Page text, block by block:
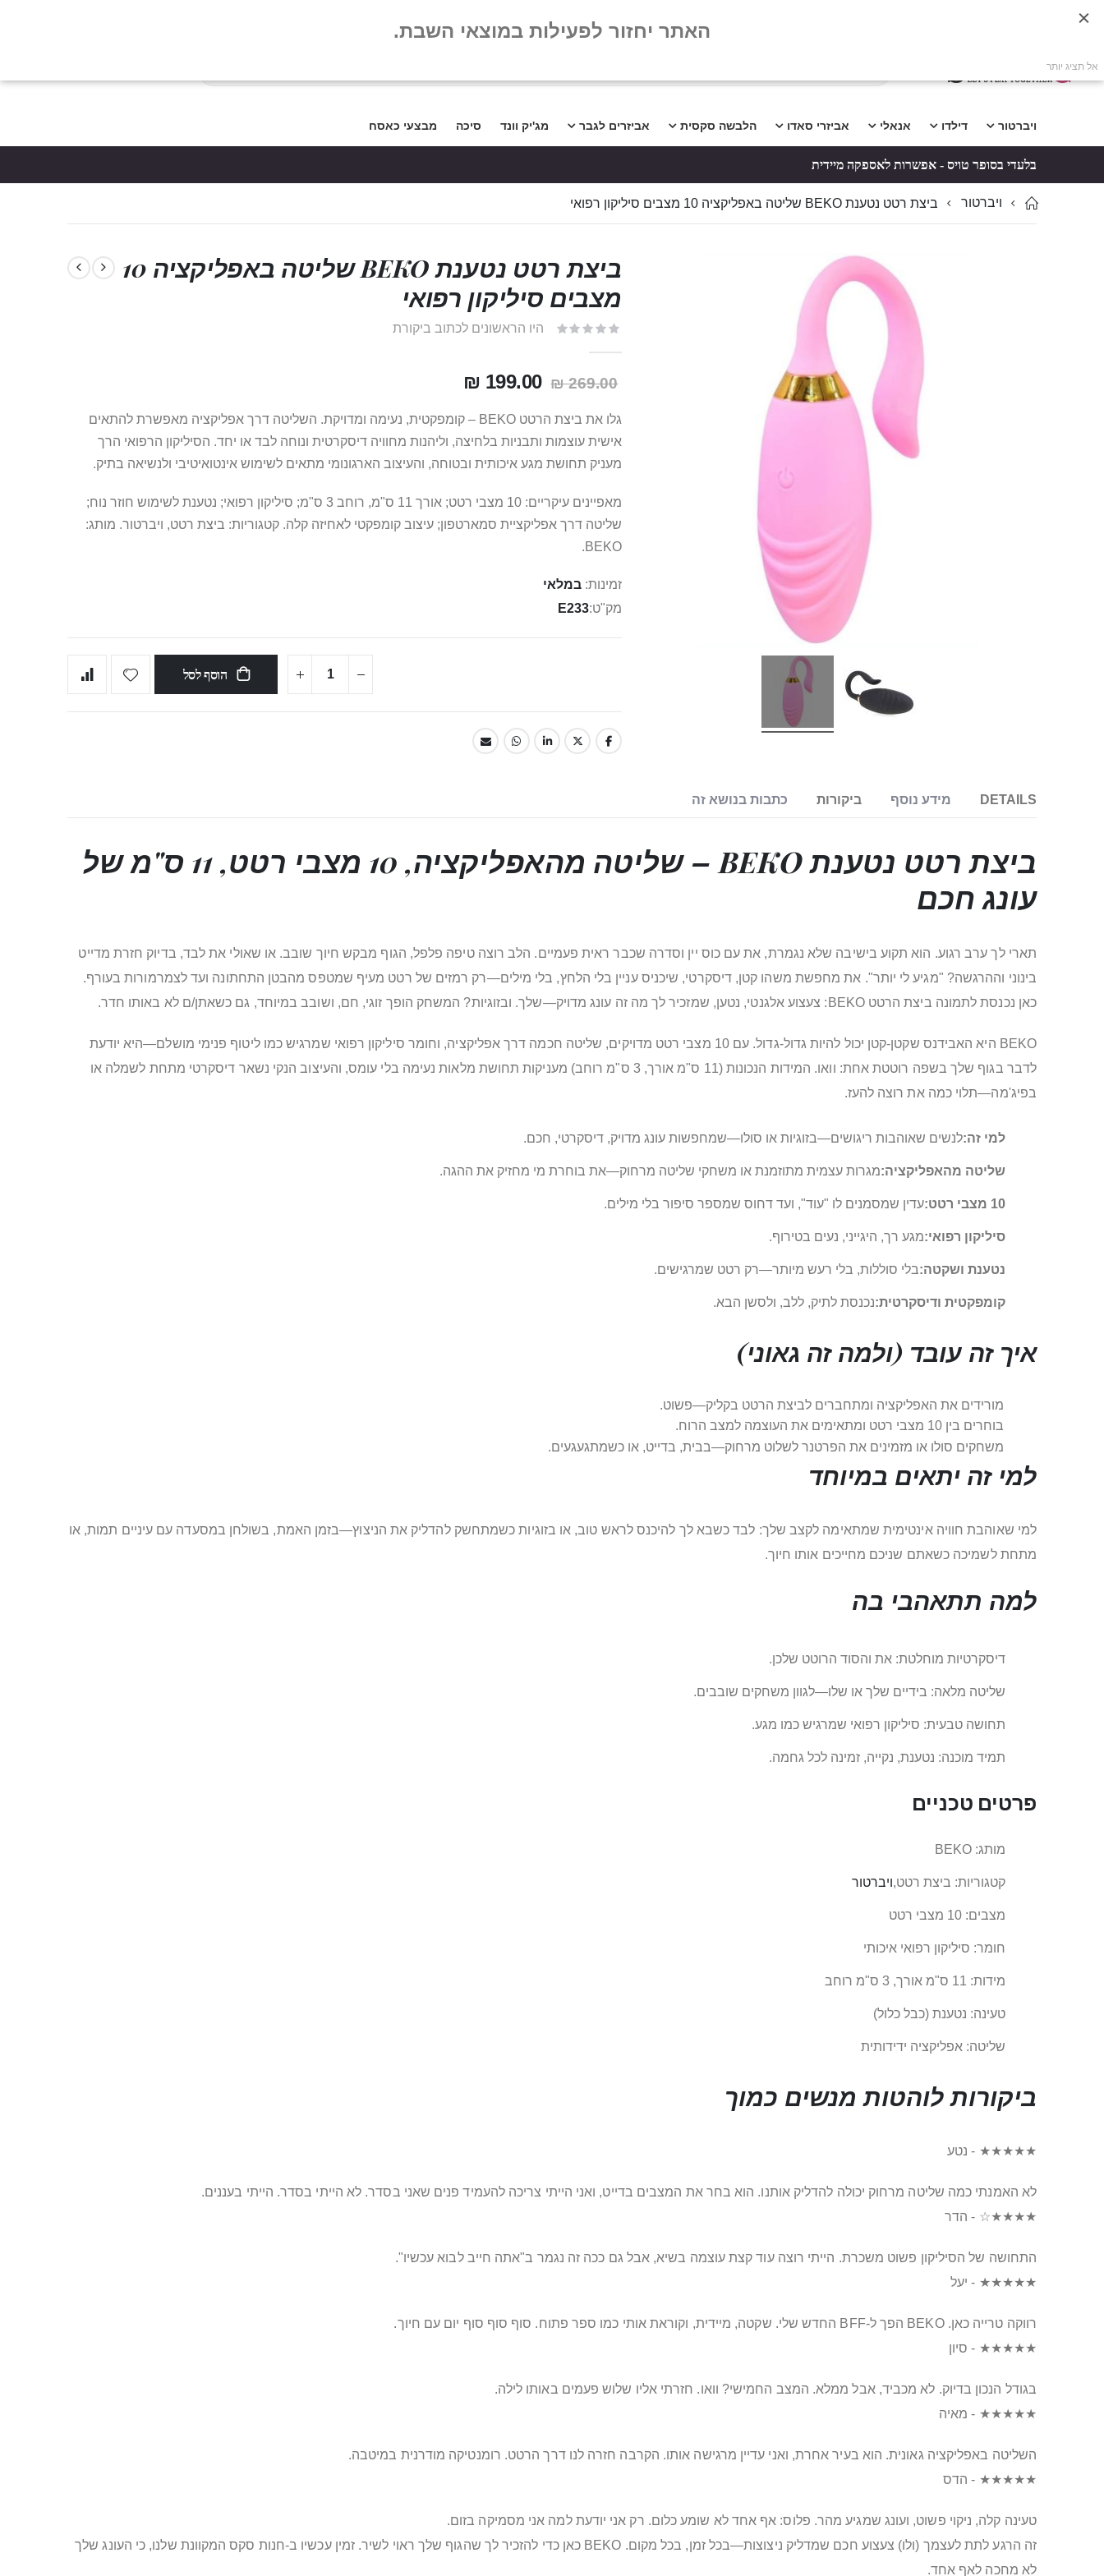
סל קניות
ויברטור דילדו אנאלי אביזרי סאדו הלבשה סקסית אביזרים לגבר מג'יק וונד סיכה מבצעי כאסח
בלעדי בסופר טויס - אפשרות לאספקה מיידית
ויברטור ביצת רטט נטענת BEKO שליטה באפליקציה 10 מצבים סיליקון רפואי
ביצת רטט נטענת BEKO שליטה באפליקציה 10
מצבים סיליקון רפואי
היו הראשונים לכתוב ביקורת
269.00 ₪
199.00 ₪
גלו את ביצת הרטט BEKO – קומפקטית, נעימה ומדויקת. השליטה דרך אפליקציה מאפשרת להתאים
אישית עוצמות ותבניות בלחיצה, וליהנות מחוויה דיסקרטית ונוחה לבד או יחד. הסיליקון הרפואי הרך
מעניק תחושת מגע איכותית ובטוחה, והעיצוב הארגונומי מתאים לשימוש אינטואיטיבי ולנשיאה בתיק.
מאפיינים עיקריים: 10 מצבי רטט; אורך 11 ס"מ, רוחב 3 ס"מ; סיליקון רפואי; נטענת לשימוש חוזר נוח;
שליטה דרך אפליקציית סמארטפון; עיצוב קומפקטי לאחיזה קלה. קטגוריות: ביצת רטט, ויברטור. מותג:
BEKO.
זמינות: במלאי
מק"ט E233
הוסף לסל
DETAILS מידע נוסף ביקורות כתבות בנושא זה
ביצת רטט נטענת BEKO – שליטה מהאפליקציה, 10 מצבי רטט, 11 ס"מ של
עונג חכם
תארי לך ערב רגוע. הוא תקוע בישיבה שלא נגמרת, את עם כוס יין וסדרה שכבר ראית פעמיים. הלב רוצה טיפה פלפל, הגוף מבקש חיוך שובב. או שאולי את לבד, בדיוק חזרת מדייט
בינוני וההרגשה? "מגיע לי יותר". את מחפשת משהו קטן, דיסקרטי, שיכניס עניין בלי הלחץ, בלי מילים—רק רמזים של רטט מעיף שמטפס מהבטן התחתונה ועד לצמרמורות בעורף.
כאן נכנסת לתמונה ביצת הרטט BEKO: צעצוע אלגנטי, נטען, שמזכיר לך מה זה עונג מדויק—שלך. ובזוגיות? המשחק הופך זוגי, חם, ושובב במיוחד, גם כשאתן/ם לא באותו חדר.
BEKO היא האבידנס שקטן-קטן יכול להיות גדול-גדול. עם 10 מצבי רטט מדויקים, שליטה חכמה דרך אפליקציה, וחומר סיליקון רפואי שמרגיש כמו ליטוף פנימי מושלם—היא יודעת
לדבר בגוף שלך בשפה רוטטת אחת: וואו. המידות הנכונות (11 ס"מ אורך, 3 ס"מ רוחב) מעניקות תחושת מלאות נעימה בלי עומס, והעיצוב הנקי נשאר דיסקרטי מתחת לשמלה או
בפיג'מה—תלוי כמה את רוצה להעז.
למי זה:לנשים שאוהבות ריגושים—בזוגיות או סולו—שמחפשות עונג מדויק, דיסקרטי, חכם.
שליטה מהאפליקציה:מגרות עצמית מתוזמנת או משחקי שליטה מרחוק—את בוחרת מי מחזיק את ההגה.
10 מצבי רטט: עדין שמסמנים לו "עוד", ועד דחוס שמספר סיפור בלי מילים.
סיליקון רפואי:מגע רך, היגייני, נעים בטירוף.
נטענת ושקטה:בלי סוללות, בלי רעש מיותר—רק רטט שמרגישים.
קומפקטית ודיסקרטית:נכנסת לתיק, ללב, ולסשן הבא.
איך זה עובד (ולמה זה גאוני)
מורידים את האפליקציה ומתחברים לביצת הרטט בקליק—פשוט.
בוחרים בין 10 מצבי רטט ומתאימים את העוצמה למצב הרוח.
משחקים סולו או מזמינים את הפרטנר לשלוט מרחוק—בבית, בדייט, או כשמתגעגעים.
למי זה יתאים במיוחד
למי שאוהבת חוויה אינטימית שמתאימה לקצב שלך: לבד כשבא לך להיכנס לראש טוב, או בזוגיות כשמתחשק להדליק את הניצוץ—בזמן האמת, בשולחן במסעדה עם עיניים תמות, או
מתחת לשמיכה כשאתם שניכם מחייכים אותו חיוך.
למה תתאהבי בה
דיסקרטיות מוחלטת: את והסוד הרוטט שלכן.
שליטה מלאה: בידיים שלך או שלו—לגוון משחקים שובבים.
תחושה טבעית: סיליקון רפואי שמרגיש כמו מגע.
תמיד מוכנה: נטענת, נקייה, זמינה לכל גחמה.
פרטים טכניים
מותג: BEKO
קטגוריות: ביצת רטט,ויברטור
מצבים: 10 מצבי רטט
חומר: סיליקון רפואי איכותי
מידות: 11 ס"מ אורך, 3 ס"מ רוחב
טעינה: נטענת (כבל כלול)
שליטה: אפליקציה ידידותית
ביקורות לוהטות מנשים כמוך
★★★★★ - נטע
לא האמנתי כמה שליטה מרחוק יכולה להדליק אותנו. הוא בחר את המצבים בדייט, ואני הייתי צריכה להעמיד פנים שאני בסדר. לא הייתי בסדר. הייתי בעננים.
★★★★☆ - הדר
התחושה של הסיליקון פשוט משכרת. הייתי רוצה עוד קצת עוצמה בשיא, אבל גם ככה זה נגמר ב"אתה חייב לבוא עכשיו".
★★★★★ - יעל
רווקה טרייה כאן. BEKO הפך ל-BFF החדש שלי. שקטה, מיידית, וקוראת אותי כמו ספר פתוח. סוף סוף סוף יום עם חיוך.
★★★★★ - סיון
בגודל הנכון בדיוק. לא מכביד, אבל ממלא. המצב החמישי? וואו. חזרתי אליו שלוש פעמים באותו לילה.
★★★★★ - מאיה
השליטה באפליקציה גאונית. הוא בעיר אחרת, ואני עדיין מרגישה אותו. הקרבה חזרה לנו דרך הרטט. רומנטיקה מודרנית במיטבה.
★★★★★ - הדס
טעינה קלה, ניקוי פשוט, ועונג שמגיע מהר. פלוס: אף אחד לא שומע כלום. רק אני יודעת למה אני מסמיקה בזום.
זה הרגע לתת לעצמך (ולו) צעצוע חכם שמדליק ניצוצות—בכל זמן, בכל מקום. BEKO כאן כדי להזכיר לך שהגוף שלך ראוי לשיר. זמין עכשיו ב-חנות סקס המקוונת שלנו, כי העונג שלך
לא מחכה לאף אחד.
האתר יחזור לפעילות במוצאי השבת.
אל תציג יותר